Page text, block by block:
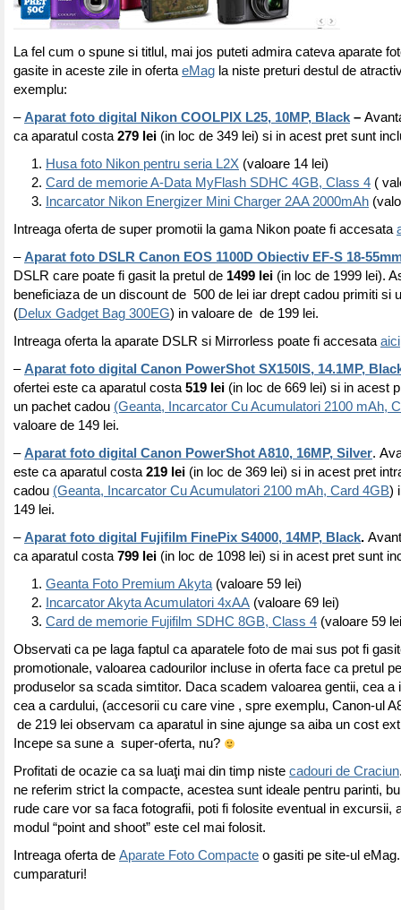
La fel cum o spune si titlul, mai jos puteti admira cateva aparate
gasite in aceste zile in oferta eMag la niste preturi destul de
exemplu:
–Aparat foto digital Nikon COOLPIX L25, 10MP, Black –
ca aparatul costa 279 lei (in loc de 349 lei) si in acest pret sunt
Husa foto Nikon pentru seria L2X (valoare 14 lei)
Card de memorie A-Data MyFlash SDHC 4GB, Class 4 (
Incarcator Nikon Energizer Mini Charger 2AA 2000mAh
Intreaga oferta de super promotii la gama Nikon poate fi accesata
–Aparat foto DSLR Canon EOS 1100D Obiectiv EF-S 18-
DSLR care poate fi gasit la pretul de 1499 lei (in loc de 1999 lei).
beneficiaza de un discount de 500 de lei iar drept cadou primiti si
(Delux Gadget Bag 300EG) in valoare de de 199 lei.
Intreaga oferta la aparate DSLR si Mirrorless poate fi accesata aici
–Aparat foto digital Canon PowerShot SX150IS, 14.1MP,
ofertei este ca aparatul costa 519 lei (in loc de 669 lei) si in acest
un pachet cadou (Geanta, Incarcator Cu Acumulatori 2100 mAh,
valoare de 149 lei.
–Aparat foto digital Canon PowerShot A810, 16MP, Silver.
este ca aparatul costa 219 lei (in loc de 369 lei) si in acest pret
cadou (Geanta, Incarcator Cu Acumulatori 2100 mAh, Card 4GB)
149 lei.
–Aparat foto digital Fujifilm FinePix S4000, 14MP, Black.
ca aparatul costa 799 lei (in loc de 1098 lei) si in acest pret sunt
Geanta Foto Premium Akyta (valoare 59 lei)
Incarcator Akyta Acumulatori 4xAA (valoare 69 lei)
Card de memorie Fujifilm SDHC 8GB, Class 4 (valoare 59
Observati ca pe laga faptul ca aparatele foto de mai sus pot fi
promotionale, valoarea cadourilor incluse in oferta face ca pretul
produselor sa scada simtitor. Daca scadem valoarea gentii, cea a
cea a cardului, (accesorii cu care vine , spre exemplu, Canon-ul
de 219 lei observam ca aparatul in sine ajunge sa aiba un cost
Incepe sa sune a super-oferta, nu?
Profitati de ocazie ca sa luaţi mai din timp niste cadouri de Craciun
ne referim strict la compacte, acestea sunt ideale pentru parinti,
rude care vor sa faca fotografii, poti fi folosite eventual in excursii,
modul “point and shoot” este cel mai folosit.
Intreaga oferta de Aparate Foto Compacte o gasiti pe site-ul
cumparaturi!